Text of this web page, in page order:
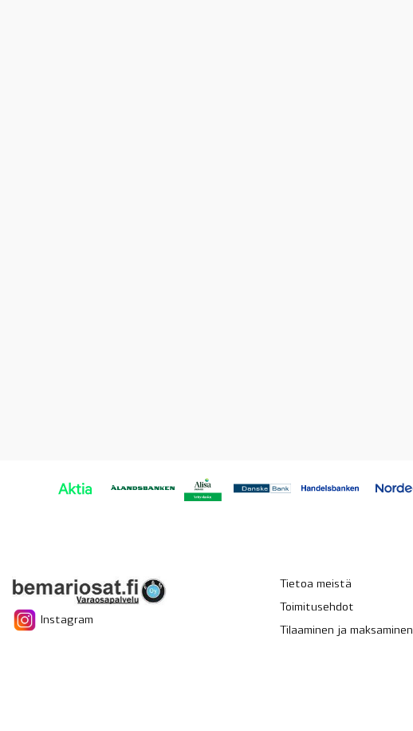
Instagram
Tietoa meistä
Toimitusehdot
Tilaaminen ja maksaminen